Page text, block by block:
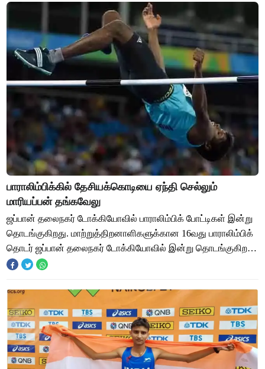
பாராலிம்பிக்கில் தேசியக்கொடியை ஏந்தி செல்லும்
மாரியப்பன் தங்கவேலு
ஜப்பான் தலைநகர் டோக்கியோவில் பாராலிம்பிக் போட்டிகள் இன்று
தொடங்குகிறது. மாற்றுத்திறனாளிகளுக்கான 16வது பாராலிம்பிக்
தொடர் ஜப்பான் தலைநகர் டோக்கியோவில் இன்று தொடங்குகிறது.
செப்.5 வரை நடக்கும் போட்டியில